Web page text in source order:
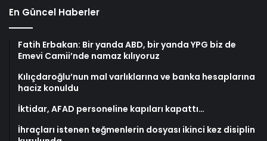
En Güncel Haberler
Fatih Erbakan: Bir yanda ABD, bir yanda YPG biz de
Emevi Camii’nde namaz kılıyoruz
Kılıçdaroğlu’nun mal varlıklarına ve banka hesaplarına
haciz konuldu
İktidar, AFAD personeline kapıları kapattı…
İhraçları istenen teğmenlerin dosyası ikinci kez disiplin